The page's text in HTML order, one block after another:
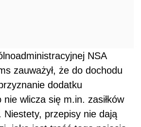
NSA
zauważył, że do dochodu
dodatku
nie wlicza się m.in. zasiłków
Niestety, przepisy nie dają